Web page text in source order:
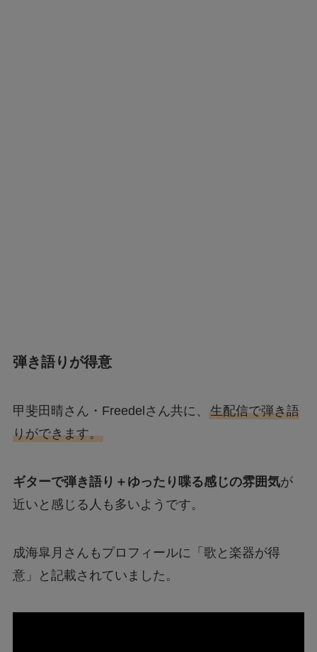
弾き語りが得意
甲斐田晴さん・Freedelさん共に、 生配信で弾き語
りができます。
ギターで弾き語り＋ゆったり喋る感じの雰囲気が
近いと感じる人も多いようです。
成海皐月さんもプロフィールに「歌と楽器が得
意」と記載されていました。